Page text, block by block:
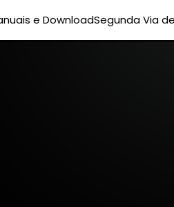
e DownloadSegunda Via